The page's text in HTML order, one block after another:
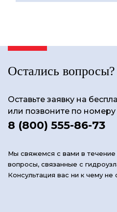
Остались вопросы?
Оставьте заявку на
или позвоните по номеру
8 (800) 555-86-73
Мы свяжемся с вами в течение
вопросы, связанные с
Консультация вас ни к чему не